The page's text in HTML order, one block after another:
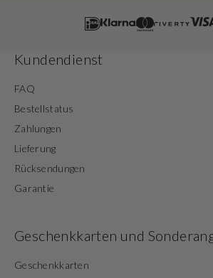
Kundendienst
FAQ
Bestellstatus
Zahlungen
Lieferung
Rücksendungen
Garantie
Geschenkkarten und
Geschenkkarten